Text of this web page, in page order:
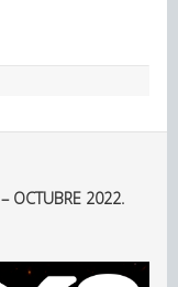
OCTUBRE 2022.